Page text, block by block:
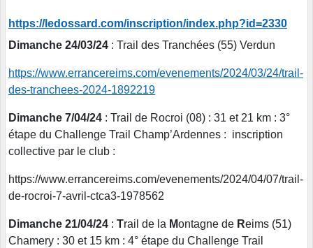
https://ledossard.com/inscription/index.php?id=2330
Dimanche 24/03/24 : Trail des Tranchées (55) Verdun
https://www.errancereims.com/evenements/2024/03/24/trail-
des-tranchees-2024-1892219
Dimanche 7/04/24 : Trail de Rocroi (08) : 31 et 21 km : 3°
étape du Challenge Trail Champ’Ardennes : inscription
collective par le club :
https://www.errancereims.com/evenements/2024/04/07/trail-
de-rocroi-7-avril-ctca3-1978562
Dimanche 21/04/24 : Trail de la Montagne de Reims (51)
Chamery : 30 et 15 km : 4° étape du Challenge Trail